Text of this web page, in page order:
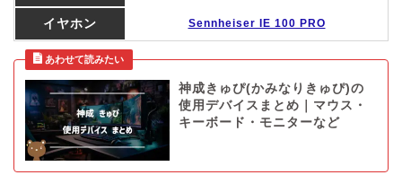
イヤホン Sennheiser IE 100 PRO
神成きゅぴ(かみなりきゅぴ)の
使用デバイスまとめ｜マウス・
キーボード・モニターなど